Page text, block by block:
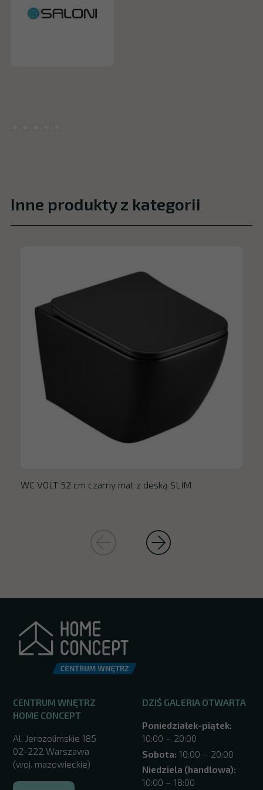
Inne produkty z kategorii
WC VOLT 52 cm czarny mat z deską SLIM
CENTRUM WNĘTRZ
HOME CONCEPT
Al. Jerozolimskie 185
02-222 Warszawa
(woj. mazowieckie)
DZIŚ GALERIA OTWARTA
Poniedziałek-piątek:
10:00 – 20:00
Sobota: 10:00 – 20:00
Niedziela (handlowa):
10:00 – 18:00